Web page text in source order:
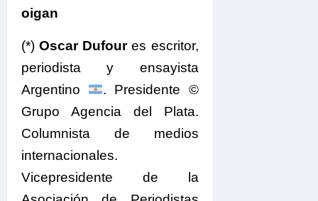
oigan
(*)Oscar Dufoures escritor,
periodista y ensayista
Argentino
. Presidente ©
Grupo Agencia del Plata.
Columnista de medios
internacionales.
Vicepresidente de la